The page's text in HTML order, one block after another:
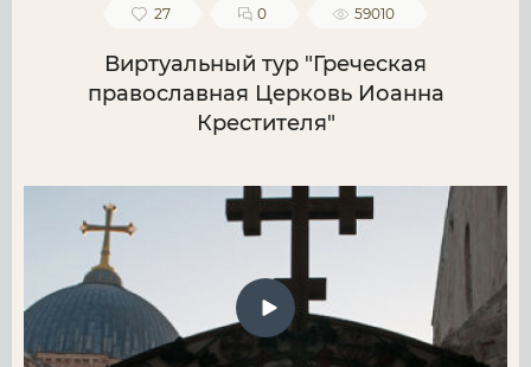
27 0 59010
Виртуальный тур "Греческая
православная Церковь Иоанна
Крестителя"